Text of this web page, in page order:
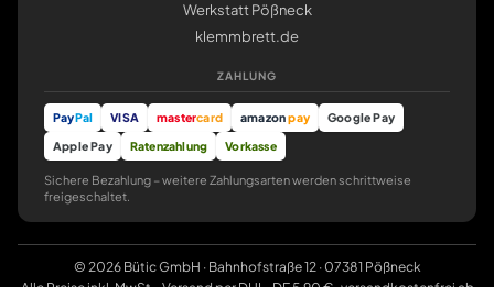
Werkstatt Pößneck
klemmbrett.de
ZAHLUNG
PayPal VISA mastercard amazonpay
Google Pay
Apple Pay
Ratenzahlung Vorkasse
Sichere Bezahlung – weitere Zahlungsarten werden schrittweise
freigeschaltet.
© 2026 Bütic GmbH · Bahnhofstraße 12 · 07381 Pößneck